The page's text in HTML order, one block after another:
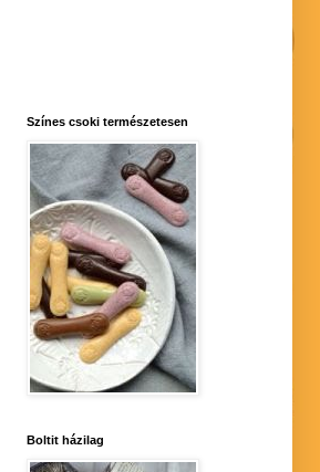
Színes csoki természetesen
Boltit házilag